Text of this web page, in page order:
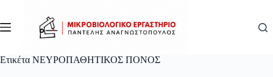
περιεχόμενο
Ετικέτα ΝΕΥΡΟΠΑΘΗΤΙΚΟΣ ΠΟΝΟΣ